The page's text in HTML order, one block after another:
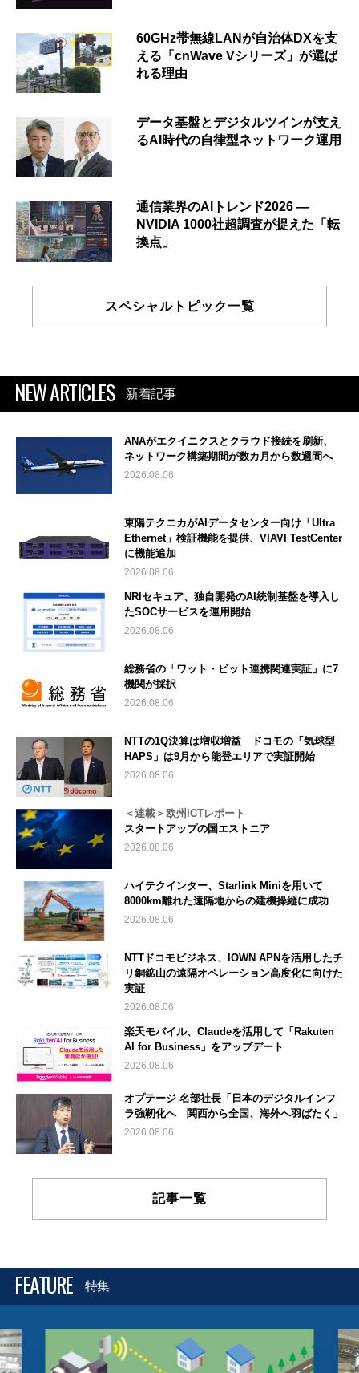
60GHz帯無線LANが自治体DXを支
える「cnWave Vシリーズ」が選ば
れる理由
データ基盤とデジタルツインが支え
るAI時代の自律型ネットワーク運用
通信業界のAIトレンド2026 ―
NVIDIA 1000社超調査が捉えた「転
換点」
スペシャルトピック一覧
NEW ARTICLES 新着記事
ANAがエクイニクスとクラウド接続を刷新、
ネットワーク構築期間が数カ月から数週間へ
2026.08.06
東陽テクニカがAIデータセンター向け「Ultra
Ethernet」検証機能を提供、VIAVI TestCenter
に機能追加
2026.08.06
NRIセキュア、独自開発のAI統制基盤を導入し
たSOCサービスを運用開始
2026.08.06
総務省の「ワット・ビット連携関連実証」に7
機関が採択
2026.08.06
NTTの1Q決算は増収増益 ドコモの「気球型
HAPS」は9月から能登エリアで実証開始
2026.08.06
＜連載＞欧州ICTレポート
スタートアップの国エストニア
2026.08.06
ハイテクインター、Starlink Miniを用いて
8000km離れた遠隔地からの建機操縦に成功
2026.08.06
NTTドコモビジネス、IOWN APNを活用したチ
リ銅鉱山の遠隔オペレーション高度化に向けた
実証
2026.08.06
楽天モバイル、Claudeを活用して「Rakuten
AI for Business」をアップデート
2026.08.06
オプテージ 名部社長「日本のデジタルインフ
ラ強靭化へ 関西から全国、海外へ羽ばたく」
2026.08.06
記事一覧
FEATURE 特集